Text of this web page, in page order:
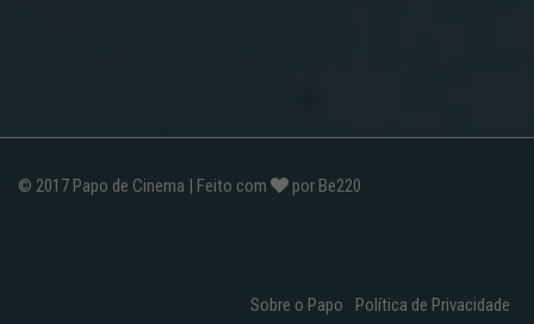
© 2017 Papo de Cinema | Feito com por Be220
Sobre o Papo Política de Privacidade